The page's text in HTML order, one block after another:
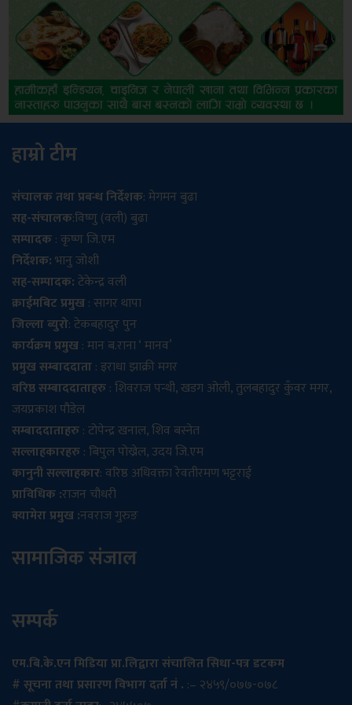
हाम्रो टीम
संचालक तथा प्रबन्ध निर्देशक: मेगमन बुढा
सह-संचालक:विष्णु (वली) बुढा
सम्पादक: कृष्ण जि.एम
निर्देशक:भानु जोशी
सह-सम्पादक:टेकेन्द्र वली
क्राईमबिट प्रमुख: सागर थापा
जिल्ला ब्युरो: टेकबहादुर पुन
कार्यक्रम प्रमुख: मान ब.राना ‘ मानव’
प्रमुख सम्बाददाता: इराधा झाक्री मगर
वरिष्ठ सम्बाददाताहरु: शिवराज पन्थी, खडग ओली, तुलबहादुर कुँवर मगर,
जयप्रकाश पौडेल
सम्बाददाताहरु: टोपेन्द्र खनाल, शिव बस्नेत
सल्लाहकारहरु: बिपुल पोख्रेल, उदय जि.एम
कानुनी सल्लाहकार: वरिष्ठ अधिवक्ता रेवतीरमण भट्टराई
प्राविधिक :राजन चौधरी
क्यामेरा प्रमुख :नवराज गुरुङ
सामाजिक संजाल
सम्पर्क
एम.बि.के.एन मिडिया प्रा.लिद्वारा संचालित सिधा-पत्र डटकम
# सूचना तथा प्रसारण विभाग दर्ता नं . :– २४५९/०७७-०७८